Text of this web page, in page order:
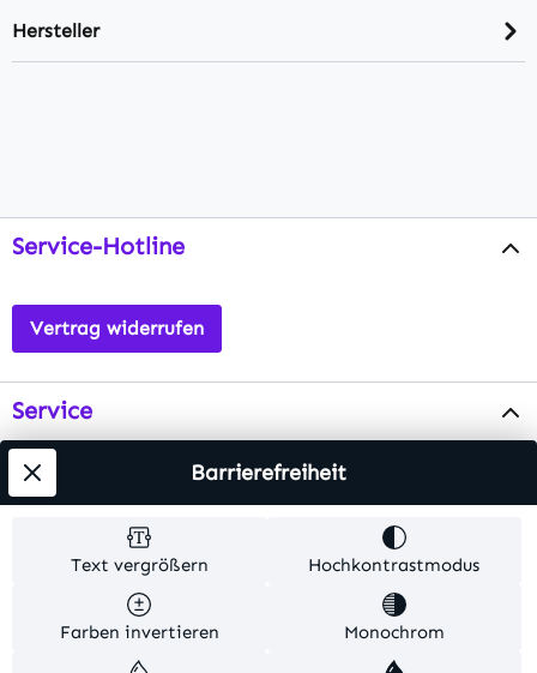
Hersteller
Service-Hotline
Vertrag widerrufen
Service
Info
Alle Preise inkl. gesetzl. Mehrwertsteuer zzgl.
Versandkosten . Alle Artikelangaben sind
Text vergrößern Hochkontrastmodus
Farben invertieren Monochrom
Barrierefreiheit